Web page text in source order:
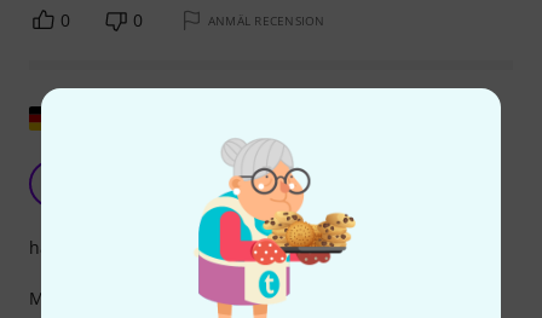
0 0 ANMÄL RECENSION
Jay Tee Kay 03.05.2021
Min bas ramlade omkull och G-strängmekanismen gick av
hantverkskvalitet